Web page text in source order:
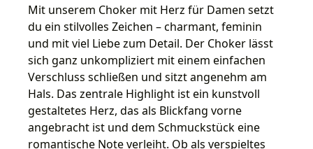
Mit unserem Choker mit Herz für Damen setzt
du ein stilvolles Zeichen – charmant, feminin
und mit viel Liebe zum Detail. Der Choker lässt
sich ganz unkompliziert mit einem einfachen
Verschluss schließen und sitzt angenehm am
Hals. Das zentrale Highlight ist ein kunstvoll
gestaltetes Herz, das als Blickfang vorne
angebracht ist und dem Schmuckstück eine
romantische Note verleiht. Ob als verspieltes